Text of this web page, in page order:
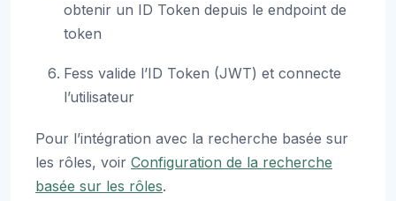
obtenir un ID Token depuis le endpoint de
token
Fess valide l’ID Token (JWT) et connecte
l’utilisateur
Pour l’intégration avec la recherche basée sur
les rôles, voir Configuration de la recherche
basée sur les rôles.